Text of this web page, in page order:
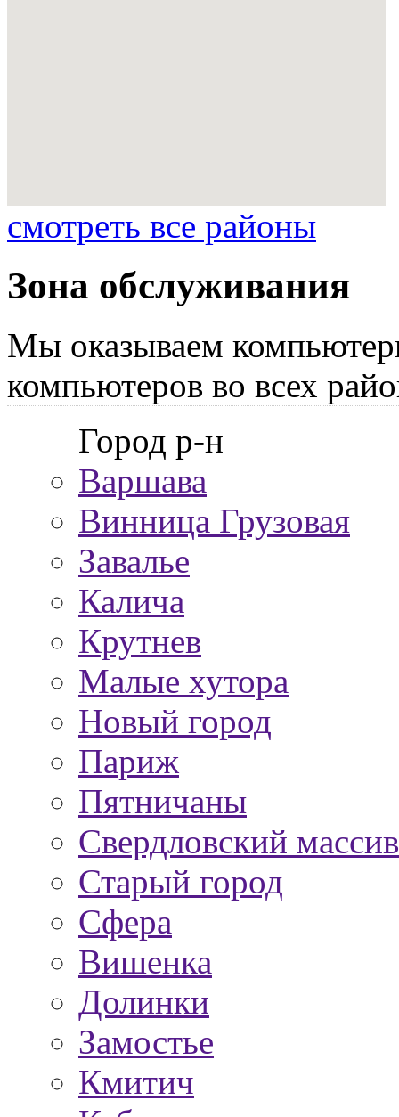
смотреть все районы
Зона обслуживания
Мы оказываем
компьютеров во всех
Город р-н
Варшава
Винница Грузовая
Завалье
Калича
Крутнев
Малые хутора
Новый город
Париж
Пятничаны
Свердловский массив
Старый город
Сфера
Вишенка
Долинки
Замостье
Кмитич